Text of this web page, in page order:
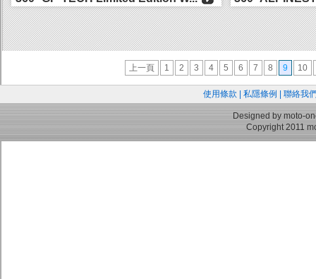
與...
上一頁 1 2 3 4 5 6 7 8 9 10
使用條款 私隱條例 聯絡我
Designed by moto-
Copyright 2011